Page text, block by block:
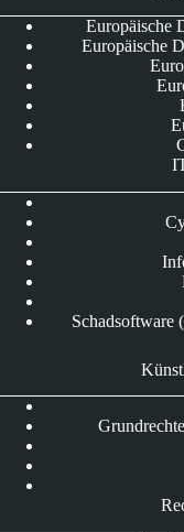
Europäische
Europäische
Schadsoftware